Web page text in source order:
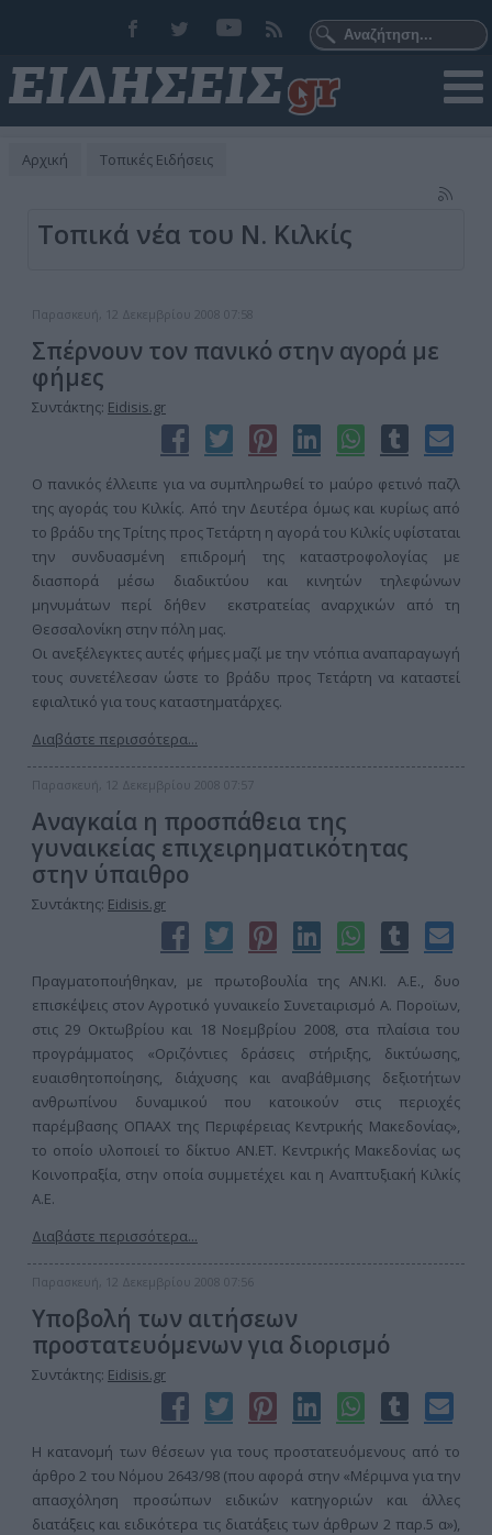
Αρχική Τοπικές Ειδήσεις
Τοπικά νέα του Ν. Κιλκίς
Παρασκευή, 12 Δεκεμβρίου 2008 07:58
Σπέρνουν τον πανικό στην αγορά με
φήμες
Συντάκτης: Eidisis.gr
Ο πανικός έλλειπε για να συμπληρωθεί το μαύρο φετινό παζλ
της αγοράς του Κιλκίς. Από την Δευτέρα όμως και κυρίως από
το βράδυ της Τρίτης προς Τετάρτη η αγορά του Κιλκίς υφίσταται
την συνδυασμένη επιδρομή της καταστροφολογίας με
διασπορά μέσω διαδικτύου και κινητών τηλεφώνων
μηνυμάτων περί δήθεν εκστρατείας αναρχικών από τη
Θεσσαλονίκη στην πόλη μας.
Οι ανεξέλεγκτες αυτές φήμες μαζί με την ντόπια αναπαραγωγή
τους συνετέλεσαν ώστε το βράδυ προς Τετάρτη να καταστεί
εφιαλτικό για τους καταστηματάρχες.
Διαβάστε περισσότερα...
Παρασκευή, 12 Δεκεμβρίου 2008 07:57
Αναγκαία η προσπάθεια της
γυναικείας επιχειρηματικότητας
στην ύπαιθρο
Συντάκτης: Eidisis.gr
Πραγματοποιήθηκαν, με πρωτοβουλία της ΑΝ.ΚΙ. Α.Ε., δυο
επισκέψεις στον Αγροτικό γυναικείο Συνεταιρισμό Α. Ποροϊων,
στις 29 Οκτωβρίου και 18 Νοεμβρίου 2008, στα πλαίσια του
προγράμματος «Οριζόντιες δράσεις στήριξης, δικτύωσης,
ευαισθητοποίησης, διάχυσης και αναβάθμισης δεξιοτήτων
ανθρωπίνου δυναμικού που κατοικούν στις περιοχές
παρέμβασης ΟΠΑΑΧ της Περιφέρειας Κεντρικής Μακεδονίας»,
το οποίο υλοποιεί το δίκτυο ΑΝ.ΕΤ. Κεντρικής Μακεδονίας ως
Κοινοπραξία, στην οποία συμμετέχει και η Αναπτυξιακή Κιλκίς
Α.Ε.
Διαβάστε περισσότερα...
Παρασκευή, 12 Δεκεμβρίου 2008 07:56
Υποβολή των αιτήσεων
προστατευόμενων για διορισμό
Συντάκτης: Eidisis.gr
Η κατανομή των θέσεων για τους προστατευόμενους από το
άρθρο 2 του Νόμου 2643/98 (που αφορά στην «Μέριμνα για την
απασχόληση προσώπων ειδικών κατηγοριών και άλλες
διατάξεις και ειδικότερα τις διατάξεις των άρθρων 2 παρ.5 α»),